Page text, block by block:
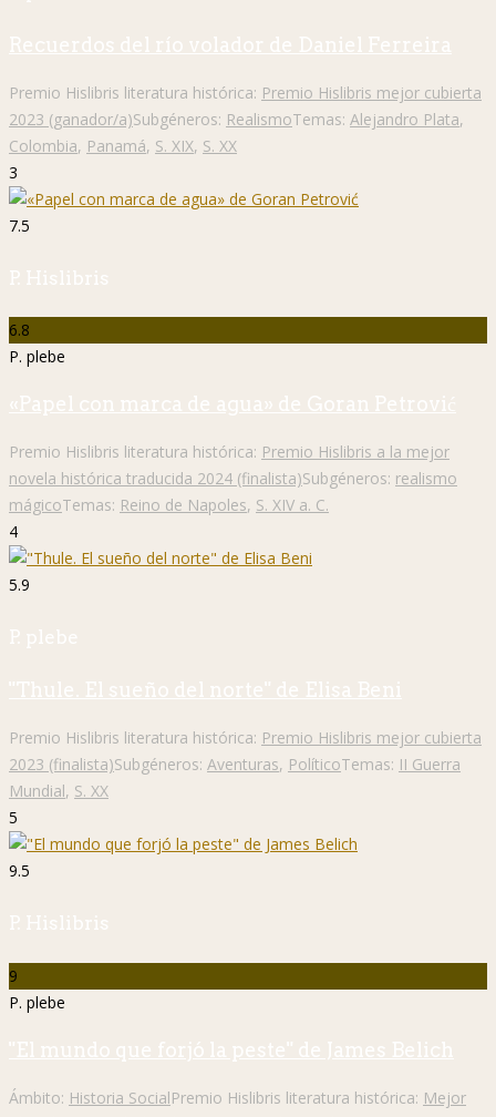
Recuerdos del río volador de Daniel Ferreira
Premio Hislibris literatura histórica: Premio Hislibris mejor cubierta
2023 (ganador/a)Subgéneros: RealismoTemas: Alejandro Plata,
Colombia, Panamá, S. XIX, S. XX
3
7.5
P. Hislibris
6.8
P. plebe
«Papel con marca de agua» de Goran Petrović
Premio Hislibris literatura histórica: Premio Hislibris a la mejor
novela histórica traducida 2024 (finalista)Subgéneros: realismo
mágicoTemas: Reino de Napoles, S. XIV a. C.
4
5.9
P. plebe
"Thule. El sueño del norte" de Elisa Beni
Premio Hislibris literatura histórica: Premio Hislibris mejor cubierta
2023 (finalista)Subgéneros: Aventuras, PolíticoTemas: II Guerra
Mundial, S. XX
5
9.5
P. Hislibris
9
P. plebe
"El mundo que forjó la peste" de James Belich
Ámbito: Historia SocialPremio Hislibris literatura histórica: Mejor